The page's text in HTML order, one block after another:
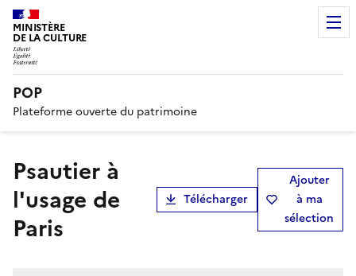
MINISTÈRE
DE LA CULTURE
POP
Plateforme ouverte du patrimoine
Psautier à
l'usage de
Paris
Télécharger
Ajouter
à ma
sélection